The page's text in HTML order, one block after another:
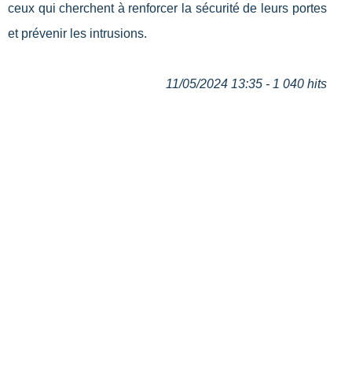
ceux qui cherchent à renforcer la sécurité de leurs portes
et prévenir les intrusions.
11/05/2024 13:35 - 1 040 hits